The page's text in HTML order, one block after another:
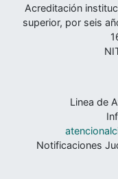
Acreditación
superior, por seis
Linea de
Notificaciones